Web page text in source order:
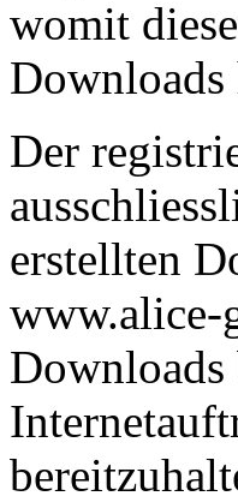
womit
Downloads
Der
erstellten
www.alice-